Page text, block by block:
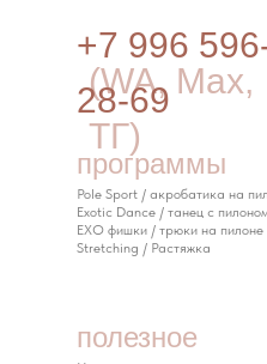
(WA, Max,
ТГ)
полезное
+7 996
28-69
программы
Pole Sport / акробатика на
Exotic Dance / танец с
EXO фишки / трюки на пилоне
Stretching / Растяжка